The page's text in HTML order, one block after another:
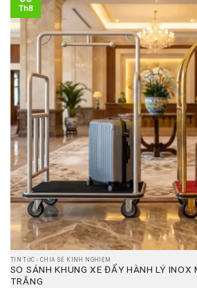
TIN TỨC - CHIA SẺ KINH NGHIỆM
SO SÁNH KHUNG XE ĐẨY HÀNH LÝ INOX
TRẮNG
Th8